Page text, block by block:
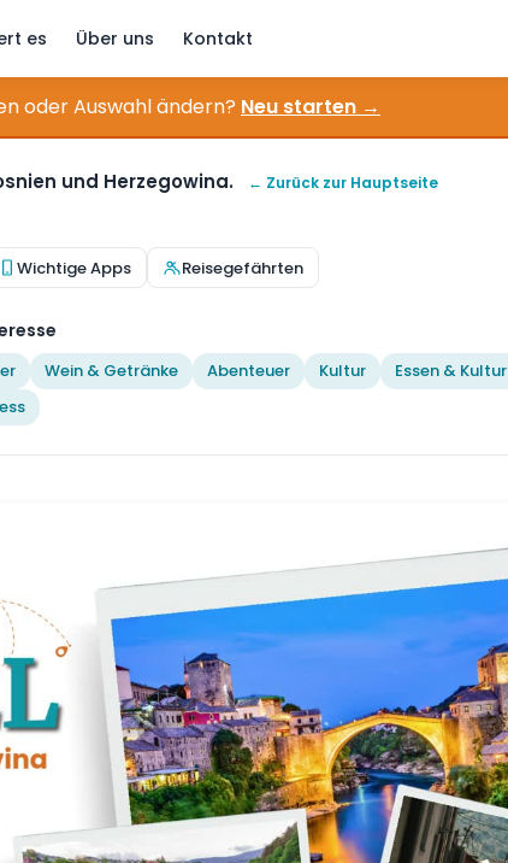
es Über uns Kontakt
oder Auswahl ändern? Neu starten →
und Herzegowina. ← Zurück zur Hauptseite
Wichtige Apps Reisegefährten
Wein & Getränke Abenteuer Kultur
Essen & Kultur